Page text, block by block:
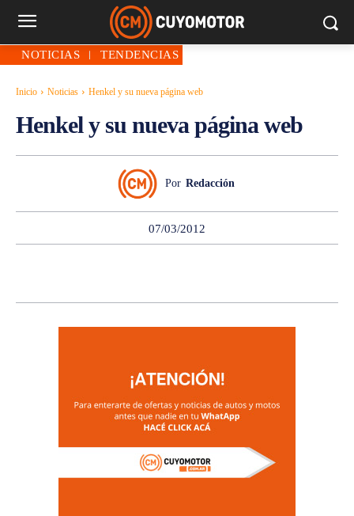
NOTICIAS TENDENCIAS
Inicio Noticias Henkel y su nueva página web
Henkel y su nueva página web
Por Redacción
07/03/2012